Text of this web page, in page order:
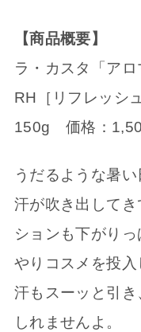
【商品概要】
ラ・カスタ「ア
RH［リフレッシ
150g 価格：
うだるような暑
汗が吹き出して
ションも下がり
やりコスメを投入
汗もスーッと引
しれませんよ。